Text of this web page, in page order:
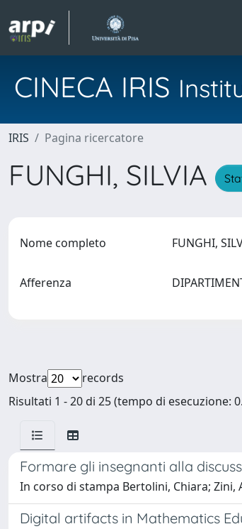
CINECA IRIS
IRIS Pagina ricercatore
FUNGHI, SILVIA
Nome completo FUNGHI,
Afferenza
Mostra
records
Risultati 1 - 20 di 25 (tempo di esecuzione:
Formare gli insegnanti alla
In corso di stampa Bertolini, Chiara; Zini,
Digital artifacts in Mathematics